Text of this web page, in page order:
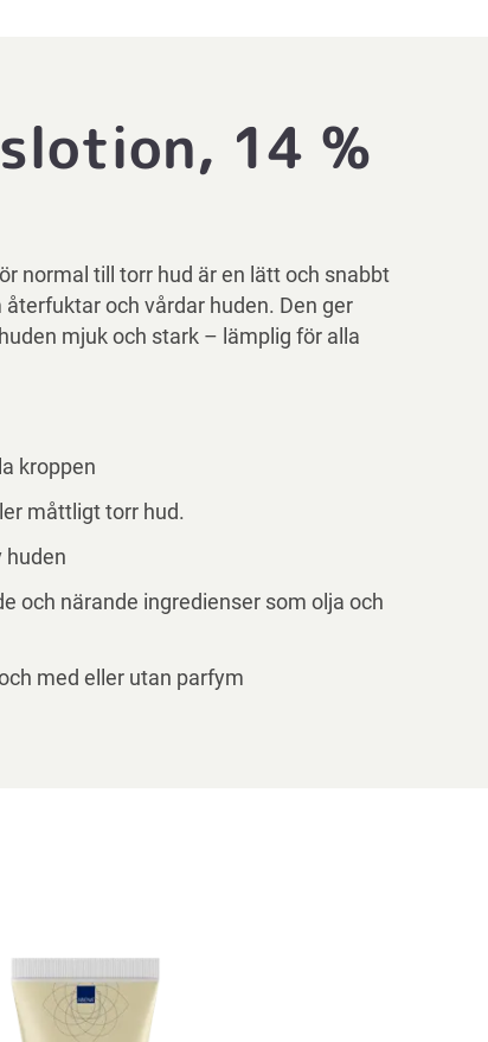
14 %
normal till torr hud är en lätt och snabbt
och vårdar huden. Den ger
mjuk och stark – lämplig för alla
kroppen
måttligt torr hud.
huden
och närande ingredienser som olja och
med eller utan parfym